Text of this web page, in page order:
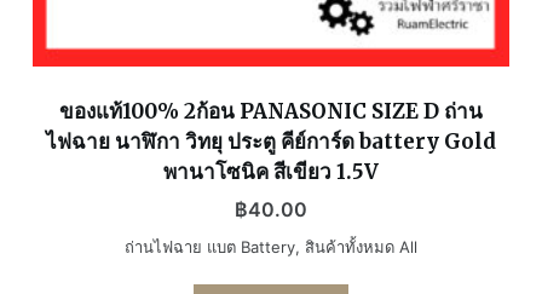
ของแท้100% 2ก้อน PANASONIC SIZE D ถ่าน
ไฟฉาย นาฬิกา วิทยุ ประตู คีย์การ์ด battery Gold
พานาโซนิค สีเขียว 1.5V
฿40.00
ถ่านไฟฉาย แบต Battery, สินค้าทั้งหมด All